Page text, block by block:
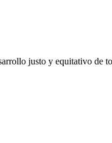
justo y equitativo de